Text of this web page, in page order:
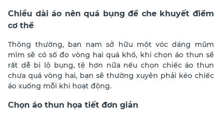
Chiều dài áo nên quá bụng để che khuyết điểm
cơ thể
Thông thường, bạn nam sở hữu một vóc dáng mũm
mĩm sẽ có số đo vòng hai quá khổ, khi chọn áo thun sẽ
rất dễ bị lộ bụng, tệ hơn nữa nếu chọn chiếc áo thun
chưa quá vòng hai, bạn sẽ thường xuyên phải kéo chiếc
áo xuống mỗi khi hoạt động.
Chọn áo thun họa tiết đơn giản